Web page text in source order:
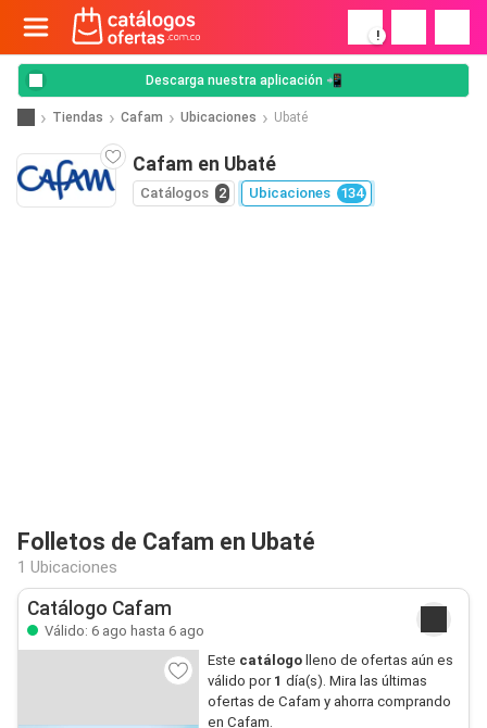
!
Descarga nuestra aplicación 📲
Tiendas Cafam Ubicaciones Ubaté
Cafam en Ubaté
Catálogos 2 Ubicaciones 134
Folletos de Cafam en Ubaté
1 Ubicaciones
Catálogo Cafam
Válido: 6 ago hasta 6 ago
Este catálogolleno de ofertas aún es
válido por 1 día(s). Mira las últimas
ofertas de Cafam y ahorra comprando
en Cafam.